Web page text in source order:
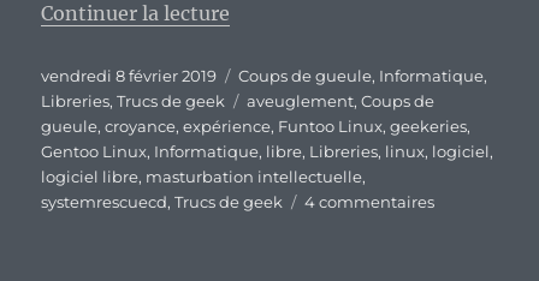
Continuer la lecture
Publié
le
vendredi 8 février 2019 Catégories
Coups de gueule, Informatique,
Libreries,Trucs de geek Étiquettes
aveuglement,Coups de
gueule,croyance,expérience, Funtoo Linux,geekeries,
Gentoo Linux, Informatique, libre, Libreries, linux, logiciel,
logiciel libre, masturbation intellectuelle,
systemrescuecd,Trucs de geek 4 commentairessur